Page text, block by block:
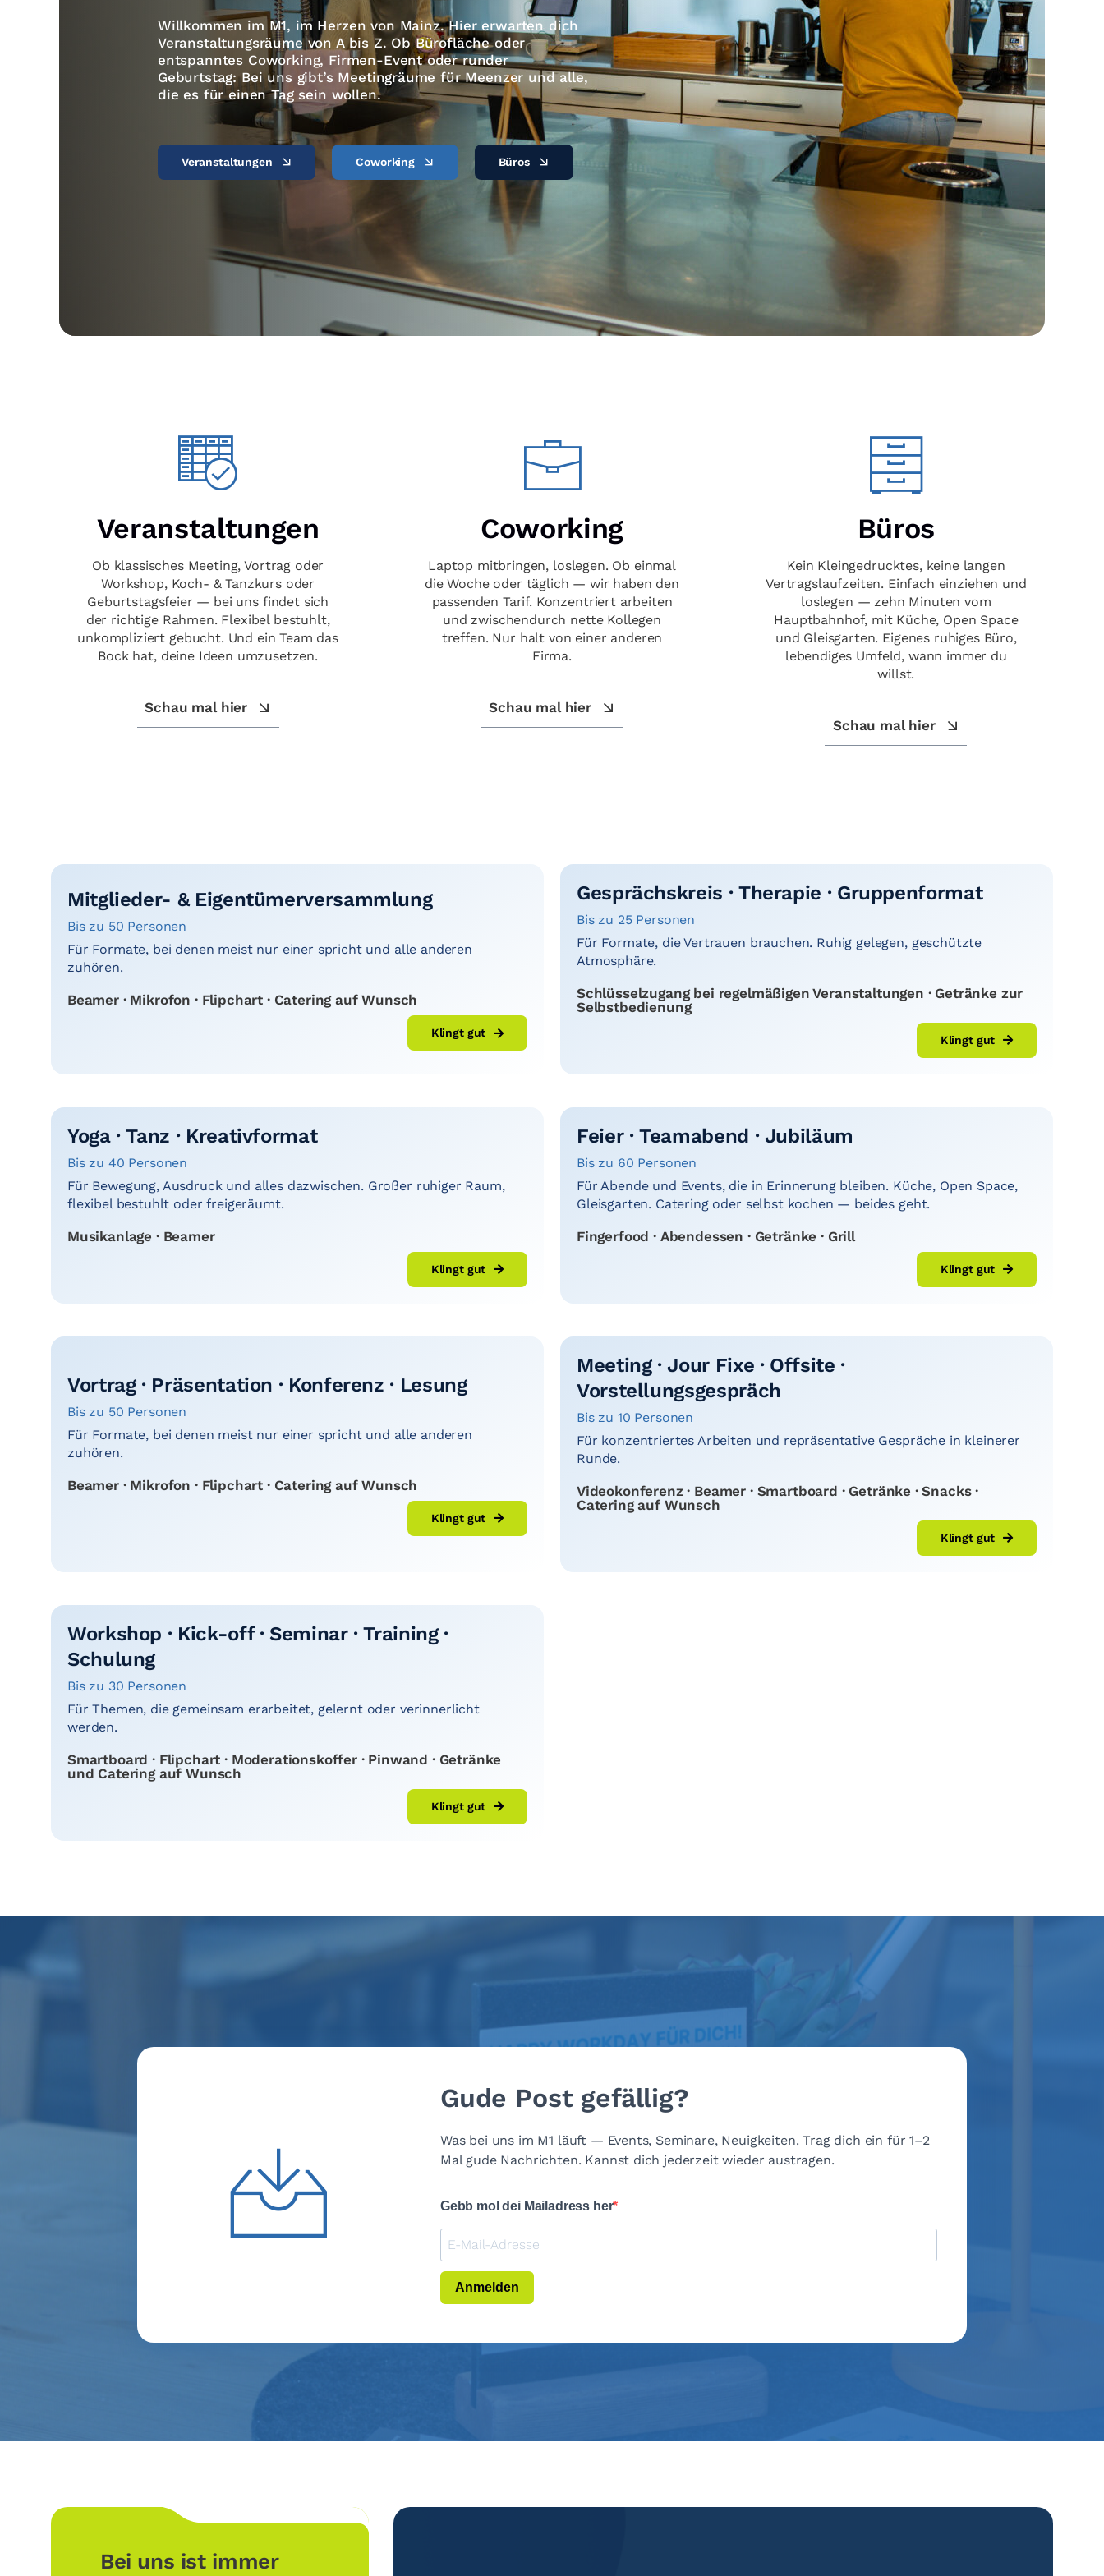
Willkommen im M1, im Herzen von Mainz. Hier erwarten dich
Veranstaltungsräume von A bis Z. Ob Bürofläche oder
entspanntes Coworking, Firmen-Event oder runder
Geburtstag: Bei uns gibt’s Meetingräume für Meenzer und alle,
die es für einen Tag sein wollen.
Veranstaltungen Coworking Büros
Veranstaltungen
Ob klassisches Meeting, Vortrag oder
Workshop, Koch- & Tanzkurs oder
Geburtstagsfeier — bei uns findet sich
der richtige Rahmen. Flexibel bestuhlt,
unkompliziert gebucht. Und ein Team das
Bock hat, deine Ideen umzusetzen.
Schau mal hier
Coworking
Laptop mitbringen, loslegen. Ob einmal
die Woche oder täglich — wir haben den
passenden Tarif. Konzentriert arbeiten
und zwischendurch nette Kollegen
treffen. Nur halt von einer anderen
Firma.
Schau mal hier
Büros
Kein Kleingedrucktes, keine langen
Vertragslaufzeiten. Einfach einziehen und
loslegen — zehn Minuten vom
Hauptbahnhof, mit Küche, Open Space
und Gleisgarten. Eigenes ruhiges Büro,
lebendiges Umfeld, wann immer du
willst.
Schau mal hier
Mitglieder- & Eigentümerversammlung
Bis zu 50 Personen
Für Formate, bei denen meist nur einer spricht und alle anderen
zuhören.
Beamer · Mikrofon · Flipchart · Catering auf Wunsch
Klingt gut
Gesprächskreis · Therapie · Gruppenformat
Bis zu 25 Personen
Für Formate, die Vertrauen brauchen. Ruhig gelegen, geschützte
Atmosphäre.
Schlüsselzugang bei regelmäßigen Veranstaltungen · Getränke zur
Selbstbedienung
Klingt gut
Yoga · Tanz · Kreativformat
Bis zu 40 Personen
Für Bewegung, Ausdruck und alles dazwischen. Großer ruhiger Raum,
flexibel bestuhlt oder freigeräumt.
Musikanlage · Beamer
Klingt gut
Feier · Teamabend · Jubiläum
Bis zu 60 Personen
Für Abende und Events, die in Erinnerung bleiben. Küche, Open Space,
Gleisgarten. Catering oder selbst kochen — beides geht.
Fingerfood · Abendessen · Getränke · Grill
Klingt gut
Vortrag · Präsentation · Konferenz · Lesung
Bis zu 50 Personen
Für Formate, bei denen meist nur einer spricht und alle anderen
zuhören.
Beamer · Mikrofon · Flipchart · Catering auf Wunsch
Klingt gut
Meeting · Jour Fixe · Offsite ·
Vorstellungsgespräch
Bis zu 10 Personen
Für konzentriertes Arbeiten und repräsentative Gespräche in kleinerer
Runde.
Videokonferenz · Beamer · Smartboard · Getränke · Snacks ·
Catering auf Wunsch
Klingt gut
Workshop · Kick-off · Seminar · Training ·
Schulung
Bis zu 30 Personen
Für Themen, die gemeinsam erarbeitet, gelernt oder verinnerlicht
werden.
Smartboard · Flipchart · Moderationskoffer · Pinwand · Getränke
und Catering auf Wunsch
Klingt gut
Gude Post gefällig?
Was bei uns im M1 läuft — Events, Seminare, Neuigkeiten. Trag dich ein für 1–2
Mal gude Nachrichten. Kannst dich jederzeit wieder austragen.
Gebb mol dei Mailadress her
Anmelden
Bei uns ist immer